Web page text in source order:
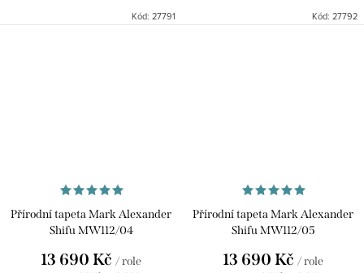
Kód: 27791 Kód: 27792
Přírodní tapeta Mark Alexander
Shifu MW112/04
13 690 Kč / role
Přírodní tapeta Mark Alexander
Shifu MW112/05
13 690 Kč / role